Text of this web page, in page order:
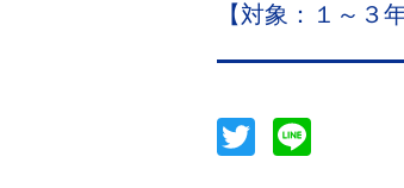
【対象：１～３
Twitter